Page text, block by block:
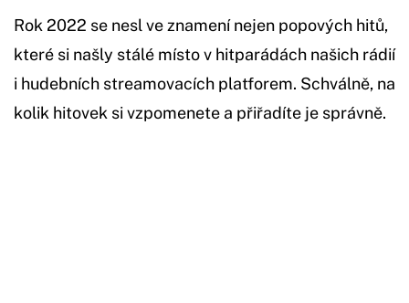
Rok 2022 se nesl ve znamení nejen popových hitů,
které si našly stálé místo v hitparádách našich rádií
i hudebních streamovacích platforem. Schválně, na
kolik hitovek si vzpomenete a přiřadíte je správně.